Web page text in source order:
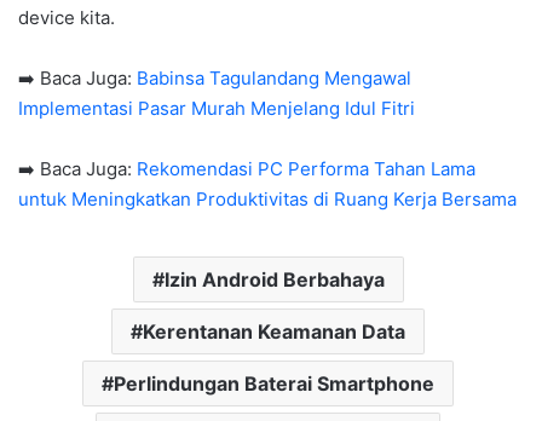
device kita.
➡️ Baca Juga: Babinsa Tagulandang Mengawal
Implementasi Pasar Murah Menjelang Idul Fitri
➡️ Baca Juga: Rekomendasi PC Performa Tahan Lama
untuk Meningkatkan Produktivitas di Ruang Kerja Bersama
Izin Android Berbahaya
Kerentanan Keamanan Data
Perlindungan Baterai Smartphone